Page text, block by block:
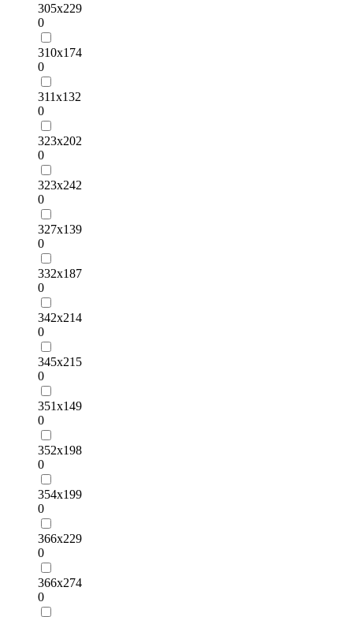
305х229
0
310х174
0
311х132
0
323х202
0
323х242
0
327х139
0
332х187
0
342х214
0
345х215
0
351х149
0
352х198
0
354х199
0
366х229
0
366х274
0